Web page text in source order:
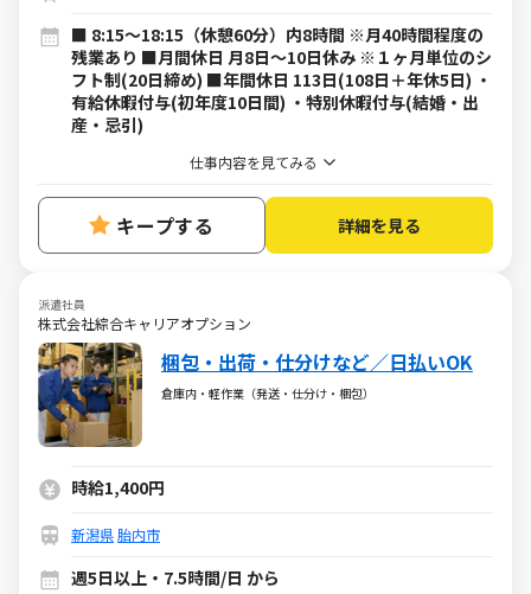
■ 8:15～18:15（休憩60分）内8時間 ※月40時間程度の
残業あり ■月間休日 月8日～10日休み ※１ヶ月単位のシ
フト制(20日締め) ■年間休日 113日(108日＋年休5日) ・
有給休暇付与(初年度10日間) ・特別休暇付与(結婚・出
産・忌引)
仕事内容を見てみる
キープする 詳細を見る
派遣社員
株式会社綜合キャリアオプション
梱包・出荷・仕分けなど／日払いOK
倉庫内・軽作業（発送・仕分け・梱包）
時給1,400円
新潟県胎内市
週5日以上・7.5時間/日 から